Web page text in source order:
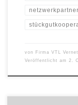
netzwerkpartner
von Firma VTL
Veröffentlicht am
2.